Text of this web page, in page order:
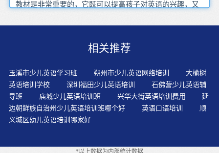
教材是非常重要的，它既可以提高孩子对英语的兴趣，又
们的英语学习打下非常好的基础。为孩子营造良好的英语
的一部分。鼓励孩子大胆动手、动脑、动口，让他们在语
看孩子喜欢的英语电影(从动画片开始)和电视不仅是一种
有趣的方式学习，也是一个很有效得方法。让孩子在娱乐
以及平时生活中不经意地去通过点滴掌握词汇和简单的句
型。作为家长，不能过于注重英语单词的记忆，可以在孩
子的学习中融入一些游戏，以此来帮助孩子在虽然所有的
人，包括老师们都说：阅读很重要，一定要让孩子学会英
相关推荐
玉溪市少儿英语学习班 朔州市少儿英语网络培训
大榆树
英语培训学校
深圳福田少儿英语培训
石佛营少儿英语辅
导班
庙城少儿英语培训班 兴华大街英语培训费用
延
边朝鲜族自治州少儿英语培训班哪个好
英语口语培训
顺
义城区幼儿英语培训哪家好
*以上数据为内部统计数据